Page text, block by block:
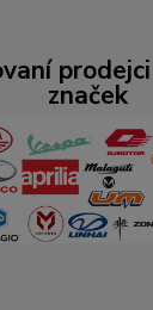
značek